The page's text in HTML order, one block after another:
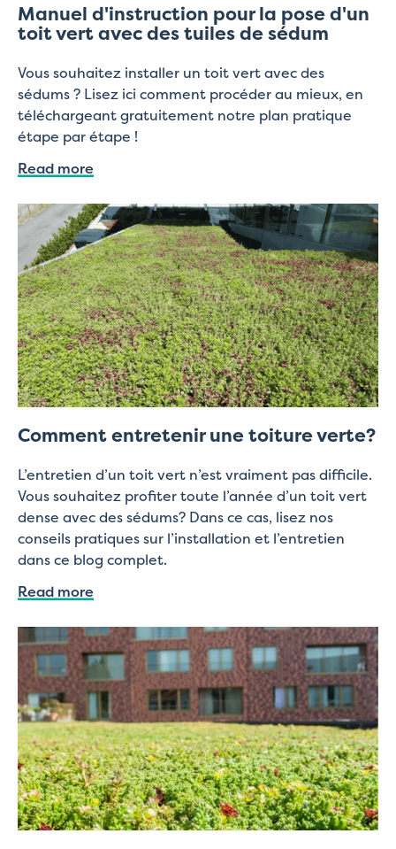
Manuel d'instruction pour la pose d'un
toit vert avec des tuiles de sédum
Vous souhaitez installer un toit vert avec des
sédums ? Lisez ici comment procéder au mieux, en
téléchargeant gratuitement notre plan pratique
étape par étape !
Read more
Comment entretenir une toiture verte?
L’entretien d’un toit vert n’est vraiment pas difficile.
Vous souhaitez profiter toute l’année d’un toit vert
dense avec des sédums? Dans ce cas, lisez nos
conseils pratiques sur l’installation et l’entretien
dans ce blog complet.
Read more